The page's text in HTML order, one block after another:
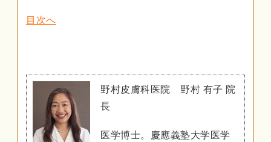
目次へ
野村皮膚科医院 野村 有子 院
長
医学博士。慶應義塾大学医学